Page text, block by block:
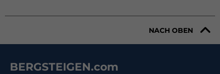
NACH OBEN
BERGSTEIGEN.com